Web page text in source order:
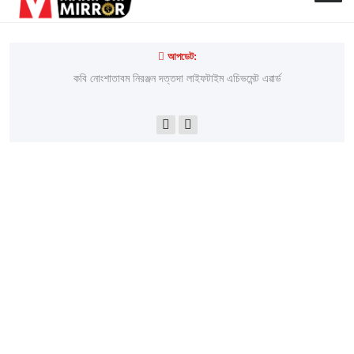
আপডেট:
লাইরেল্লাকপম হেরামনিগী '' অতিয়াগী তেলেঙ্গা '' ফোঙখ্রে